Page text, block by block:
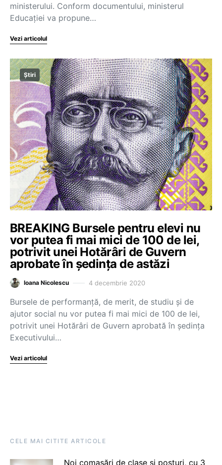
ministerului. Conform documentului, ministerul
Educației va propune…
Vezi articolul
Știri
BREAKING Bursele pentru elevi nu
vor putea fi mai mici de 100 de lei,
potrivit unei Hotărâri de Guvern
aprobate în ședința de astăzi
Ioana Nicolescu 4 decembrie 2020
Bursele de performanță, de merit, de studiu și de
ajutor social nu vor putea fi mai mici de 100 de lei,
potrivit unei Hotărâri de Guvern aprobată în ședința
Executivului…
Vezi articolul
CELE MAI CITITE ARTICOLE
Noi comasări de clase și posturi, cu 3